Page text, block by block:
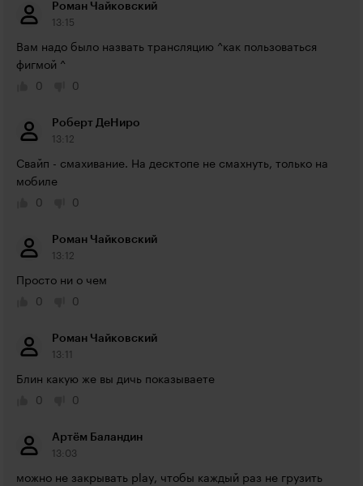
Роман Чайковский
13:15
Вам надо было назвать трансляцию ^как пользоваться
фигмой ^
0
0
Роберт ДеНиро
13:12
Свайп - смахивание. На десктопе не смахнуть, только на
мобиле
0
0
Роман Чайковский
13:12
Просто ни о чем
0
0
Роман Чайковский
13:11
Блин какую же вы дичь показываете
0
0
Артём Баландин
13:03
можно не закрывать play, чтобы каждый раз не грузить